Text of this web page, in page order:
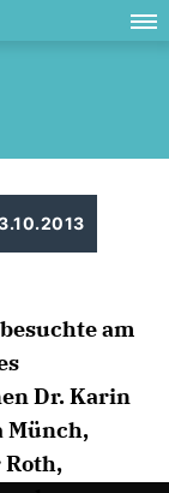
am
Dr. Karin
Münch,
Roth,